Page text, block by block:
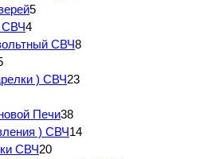
5
СВЧ4
СВЧ8
) СВЧ23
Печи38
) СВЧ14
СВЧ20